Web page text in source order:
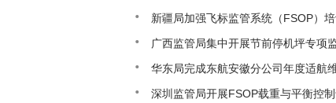
新疆局加强飞标监管系统（FSOP）培
广西监管局集中开展节前停机坪专项
华东局完成东航安徽分公司年度适航
深圳监管局开展FSOP载重与平衡控